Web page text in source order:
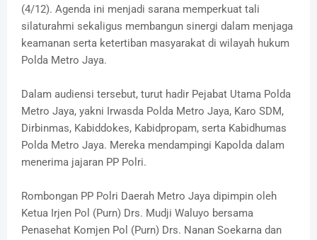
(4/12). Agenda ini menjadi sarana memperkuat tali
silaturahmi sekaligus membangun sinergi dalam menjaga
keamanan serta ketertiban masyarakat di wilayah hukum
Polda Metro Jaya.
Dalam audiensi tersebut, turut hadir Pejabat Utama Polda
Metro Jaya, yakni Irwasda Polda Metro Jaya, Karo SDM,
Dirbinmas, Kabiddokes, Kabidpropam, serta Kabidhumas
Polda Metro Jaya. Mereka mendampingi Kapolda dalam
menerima jajaran PP Polri.
Rombongan PP Polri Daerah Metro Jaya dipimpin oleh
Ketua Irjen Pol (Purn) Drs. Mudji Waluyo bersama
Penasehat Komjen Pol (Purn) Drs. Nanan Soekarna dan